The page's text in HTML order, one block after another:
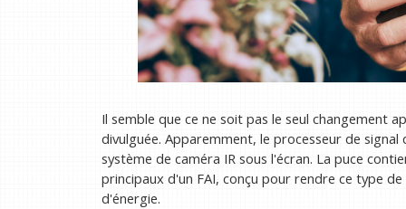
Il semble que ce ne soit pas le seul changement
divulguée. Apparemment, le processeur de
système de caméra IR sous l'écran. La puce
principaux d'un FAI, conçu pour rendre ce type
d'énergie.